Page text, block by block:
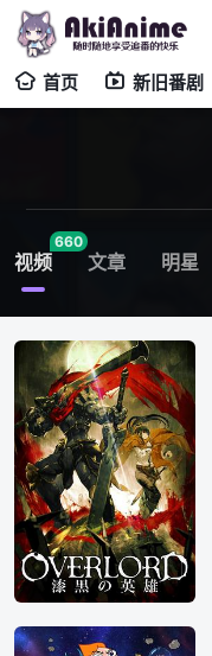
首页 新旧番剧
视频
660
文章 明星